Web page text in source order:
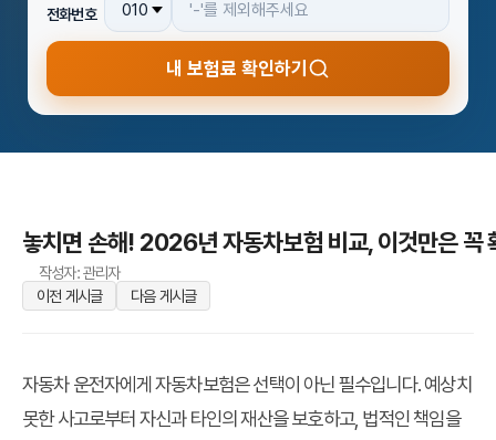
전화번호
내 보험료 확인하기
놓치면 손해! 2026년 자동차보험 비교, 이것만은 꼭
작성자: 관리자
이전 게시글
다음 게시글
자동차 운전자에게 자동차보험은 선택이 아닌 필수입니다. 예상치
못한 사고로부터 자신과 타인의 재산을 보호하고, 법적인 책임을